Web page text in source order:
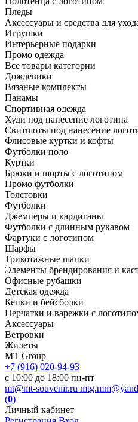
Пледы
Аксессуары и средства для
Игрушки
Интерьерные подарки
Промо одежда
Все товары категории
Дождевики
Вязаные комплекты
Панамы
Спортивная одежда
Худи под нанесение логотипа
Свитшоты под нанесение
Флисовые куртки и кофты
Футболки поло
Куртки
Брюки и шорты с логотипом
Промо футболки
Толстовки
Футболки
Джемперы и кардиганы
Футболки с длинным рукавом
Фартуки с логотипом
Шарфы
Трикотажные шапки
Элементы брендирования и
Офисные рубашки
Детская одежда
Кепки и бейсболки
Перчатки и варежки с
Аксессуары
Ветровки
Жилеты
MT Group
+7 (916) 020-94-93
с 10:00 до 18:00 пн-пт
mt@mt-souvenir.ru
(0)
Личный кабинет